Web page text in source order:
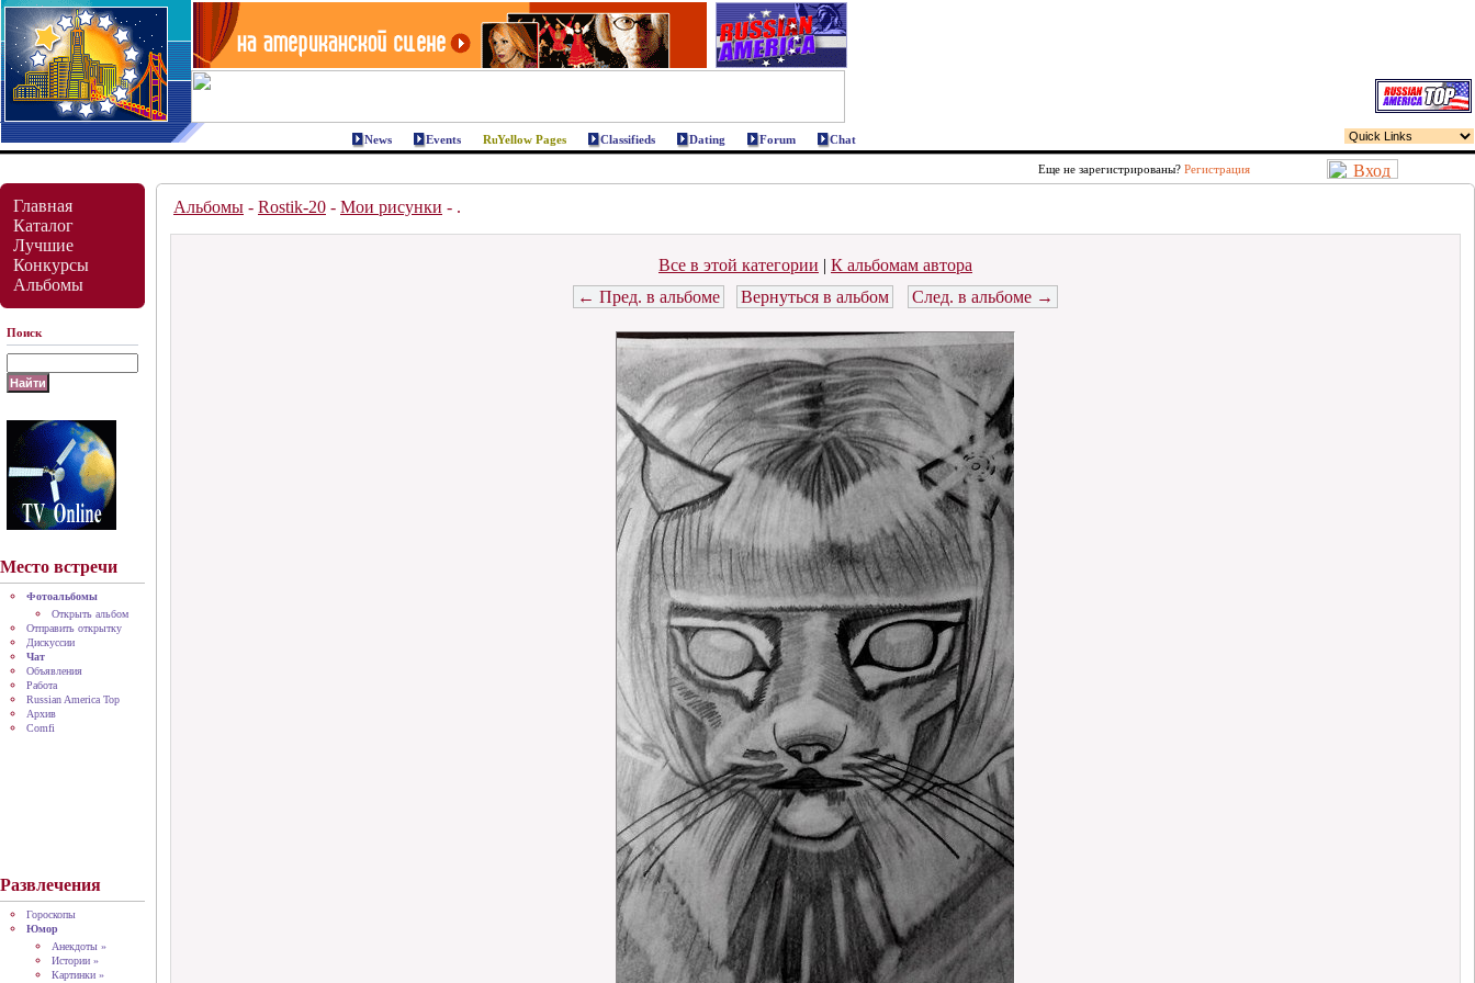
News Events Yellow Pages Classifieds Dating Forum Chat
Еще не зарегистрированы? Регистрация
Главная
Каталог
Лучшие
Конкурсы
Альбомы
Поиск
Место встречи
Фотоальбомы
Открыть альбом
Отправить открытку
Дискуссии
Чат
Объявления
Работа
Russian America Top
Архив
Comfi
Развлечения
Гороскопы
Юмор
Анекдоты »
Истории »
Картинки »
Альбомы - Rostik-20 - Мои рисунки - .
Все в этой категории | К альбомам автора
← Пред. в альбоме
Вернуться в альбом След. в альбоме →